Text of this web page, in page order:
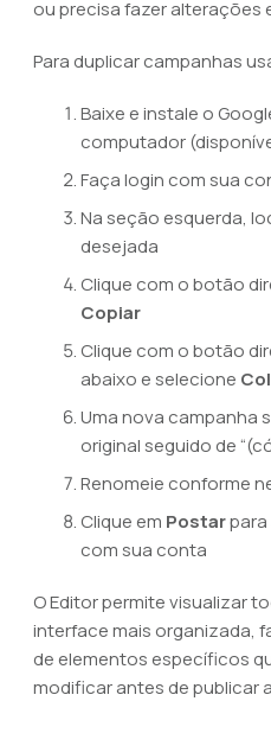
ou precisa fazer alterações
Para duplicar campanhas
Baixe e instale o
computador
Faça login com sua
Na seção esquerda,
desejada
Clique com o botão
Copiar
Clique com o botão
abaixo e selecione
Uma nova campanha
original seguido de
Renomeie conforme
Clique em Postar
com sua conta
O Editor permite visualizar
interface mais organizada,
de elementos específicos
modificar antes de publicar